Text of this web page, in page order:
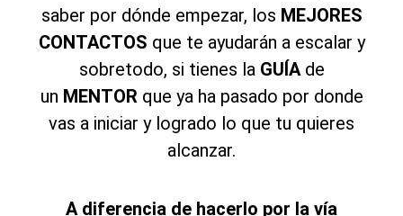
saber por dónde empezar, los MEJORES
CONTACTOS que te ayudarán a escalar y
sobretodo, si tienes la GUÍA de
un MENTORque ya ha pasado por donde
vas a iniciar y logrado lo que tu quieres
alcanzar.
A diferencia de hacerlo por la vía